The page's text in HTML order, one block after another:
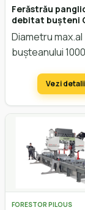
Ferăstrău
debitat bușteni CTR 1000-
60 Hidraulic
Diametru max.al
bușteanului
Lățimea max. a
920 mm. Avans
Sistem
Vezi detalii
FORESTOR PILOUS